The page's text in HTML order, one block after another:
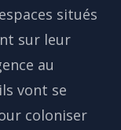
situés
sur leur
au
vont se
coloniser